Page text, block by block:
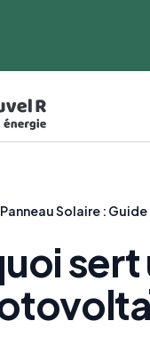
Panneau Solaire :